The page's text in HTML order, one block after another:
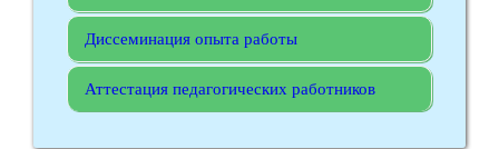
Диссеминация опыта работы
Аттестация педагогических работников